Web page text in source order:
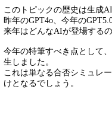
このトピックの歴史は生成
昨年のGPT4o、今年の
来年はどんなAIが登場する
今年の特筆すべき点として
生しました。
これは単なる合否シミュレ
けとなるでしょう。